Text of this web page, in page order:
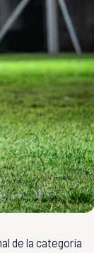
de la categoría